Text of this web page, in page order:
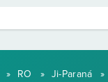
» RO » Ji-Paraná »